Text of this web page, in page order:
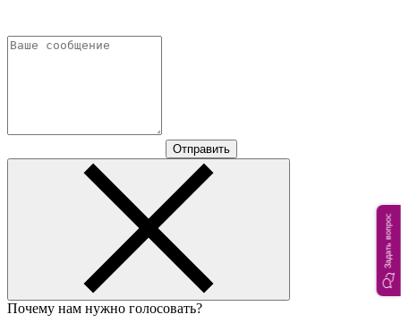
Отправить
Почему нам нужно голосовать?
Задать вопрос